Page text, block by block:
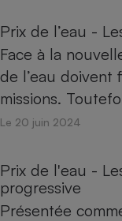
Prix de l’eau -
Face à la
de l’eau doivent
missions.
Le 20 juin 2024
Prix de l'eau -
progressive
Présentée